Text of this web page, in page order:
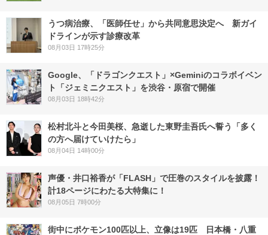
うつ病治療、「医師任せ」から共同意思決定へ 新ガイ
ドラインが示す診療改革
08月03日 17時25分
Google、「ドラゴンクエスト」×Geminiのコラボイベン
ト「ジェミニクエスト」を渋谷・原宿で開催
08月03日 18時42分
松村北斗と今田美桜、急逝した東野圭吾氏へ誓う「多く
の方へ届けていけたら」
08月04日 14時00分
声優・井口裕香が「FLASH」で圧巻のスタイルを披露！
計18ページにわたる大特集に！
08月05日 7時00分
街中にポケモン100匹以上、立像は19匹 日本橋・八重